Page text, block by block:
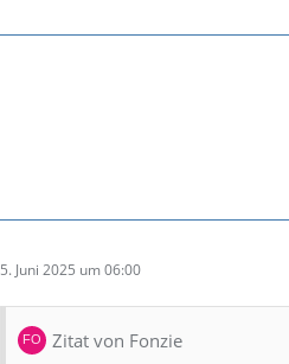
5. Juni 2025 um 06:00
Zitat von Fonzie